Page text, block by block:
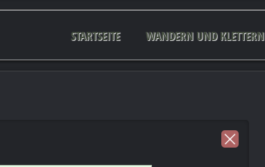
STARTSEITE WANDERN UND KLETTERN